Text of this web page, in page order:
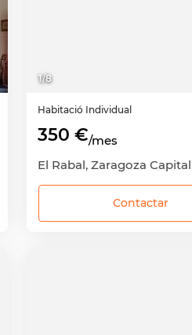
1/8
Habitació Individual
350 €/mes
Contactar